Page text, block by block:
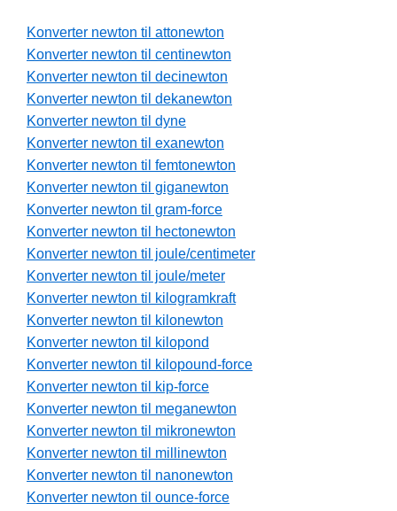
Konverter newton til attonewton
Konverter newton til centinewton
Konverter newton til decinewton
Konverter newton til dekanewton
Konverter newton til dyne
Konverter newton til exanewton
Konverter newton til femtonewton
Konverter newton til giganewton
Konverter newton til gram-force
Konverter newton til hectonewton
Konverter newton til joule/centimeter
Konverter newton til joule/meter
Konverter newton til kilogramkraft
Konverter newton til kilonewton
Konverter newton til kilopond
Konverter newton til kilopound-force
Konverter newton til kip-force
Konverter newton til meganewton
Konverter newton til mikronewton
Konverter newton til millinewton
Konverter newton til nanonewton
Konverter newton til ounce-force